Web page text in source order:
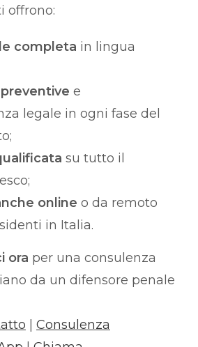
offrono:
completa in lingua
e
legale in ogni fase del
su tutto il
online o da remoto
in Italia.
ora per una consulenza
da un difensore penale
Consulenza